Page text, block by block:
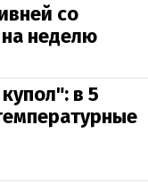
со
неделю
в 5